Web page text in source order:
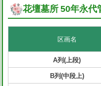
花壇墓所 50年永代
区画名
A列(上段)
B列(中段上)